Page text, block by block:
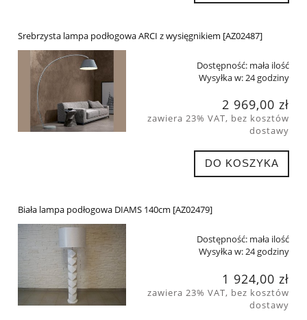
Srebrzysta lampa podłogowa ARCI z wysięgnikiem [AZ02487]
Dostępność: mała ilość
Wysyłka w:24 godziny
2 969,00 zł
zawiera 23% VAT, bez kosztów
dostawy
DO KOSZYKA
Biała lampa podłogowa DIAMS 140cm [AZ02479]
Dostępność: mała ilość
Wysyłka w:24 godziny
1 924,00 zł
zawiera 23% VAT, bez kosztów
dostawy